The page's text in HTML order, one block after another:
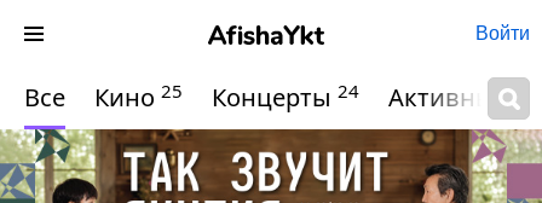
Войти
Все Кино 25 Концерты 24 Активный